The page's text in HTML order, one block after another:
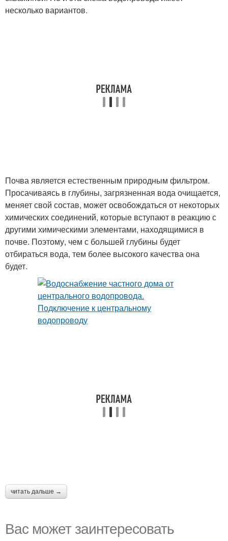
несколько вариантов.
Почва является естественным природным фильтром.
Просачиваясь в глубины, загрязненная вода очищается,
меняет свой состав, может освобождаться от некоторых
химических соединений, которые вступают в реакцию с
другими химическими элементами, находящимися в
почве. Поэтому, чем с большей глубины будет
отбираться вода, тем более высокого качества она
будет.
читать дальше →
Вас может заинтересовать